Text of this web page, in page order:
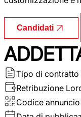
Candidati
Tipo di contratto
Retribuzione
Codice annuncio